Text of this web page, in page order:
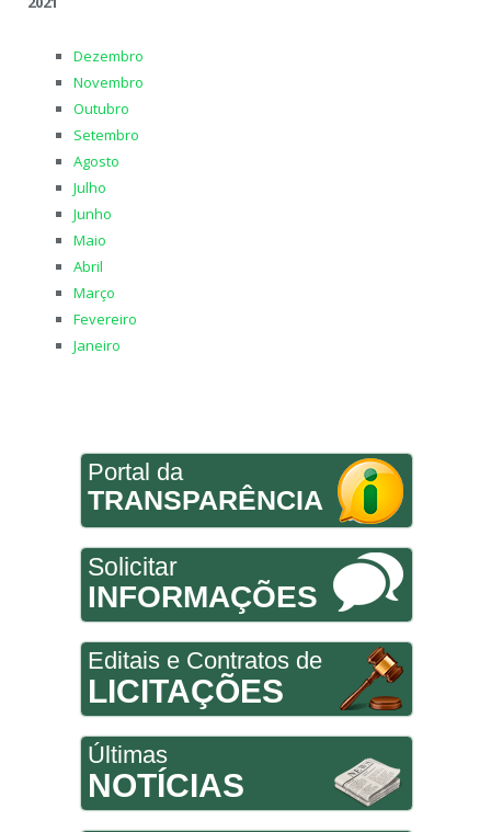
Dezembro
Novembro
Outubro
Setembro
Agosto
Julho
Junho
Maio
Abril
Março
Fevereiro
Janeiro
Portal da
TRANSPARÊNCIA
Solicitar
INFORMAÇÕES
Editais e Contratos de
LICITAÇÕES
Últimas
NOTÍCIAS